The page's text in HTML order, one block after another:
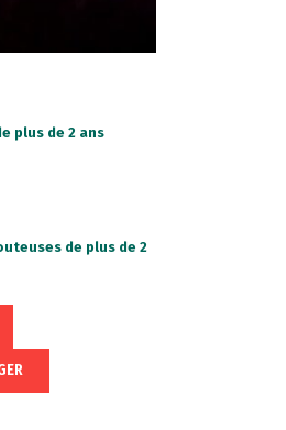
plus de 2 ans
de plus de 2